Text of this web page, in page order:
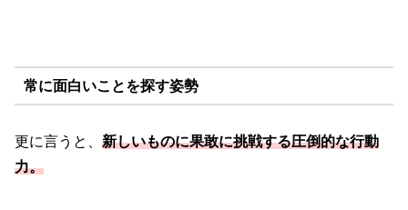
常に面白いことを探す姿勢
更に言うと、 新しいものに果敢に挑戦する圧倒的な行動
力。